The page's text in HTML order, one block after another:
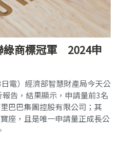
綠商標冠軍 2024申
日電）經濟部智慧財產局今天公
告，結果顯示，申請量前3名
巴巴集團控股有限公司；其
座，且是唯一申請量正成長公